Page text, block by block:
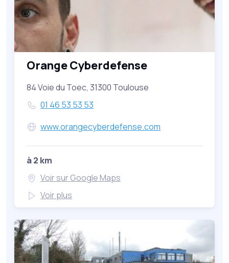
Orange Cyberdefense
84 Voie du Toec, 31300 Toulouse
01 46 53 53 53
www.orangecyberdefense.com
à 2 km
Voir sur Google Maps
Voir plus